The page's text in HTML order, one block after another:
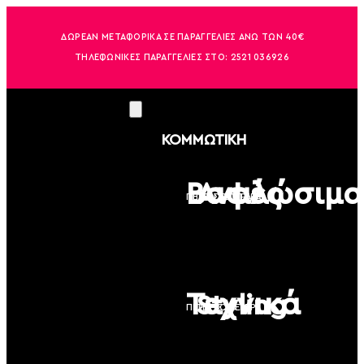
ΔΩΡΕΑΝ ΜΕΤΑΦΟΡΙΚΑ ΣΕ ΠΑΡΑΓΓΕΛΙΕΣ ΑΝΩ ΤΩΝ 40€
ΤΗΛΕΦΩΝΙΚΕΣ ΠΑΡΑΓΓΕΛΙΕΣ ΣΤΟ: 2521 036926
ΚΟΜΜΩΤΙΚΗ
ΠΕΡΙΣΣΟΤΕΡΑ
Βαφές
ΠΕΡΙΣΣΟΤΕΡΑ
Αναλώσιμα
ΠΕΡΙΣΣΟΤΕΡΑ
Τεχνικά
ΠΕΡΙΣΣΟΤΕΡΑ
Styling